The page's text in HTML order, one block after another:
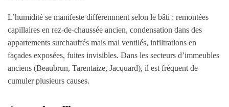
L’humidité se manifeste différemment selon le bâti : remontées
capillaires en rez-de-chaussée ancien, condensation dans des
appartements surchauffés mais mal ventilés, infiltrations en
façades exposées, fuites invisibles. Dans les secteurs d’immeubles
anciens (Beaubrun, Tarentaize, Jacquard), il est fréquent de
cumuler plusieurs causes.